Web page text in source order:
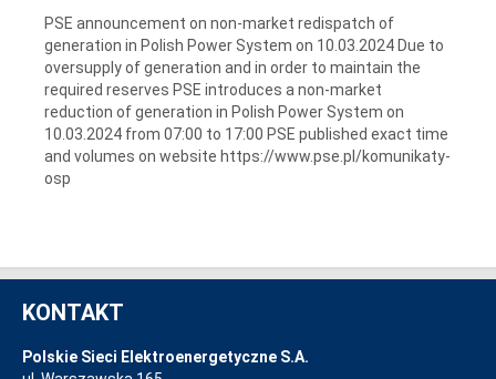
PSE announcement on non-market redispatch of
generation in Polish Power System on 10.03.2024 Due to
oversupply of generation and in order to maintain the
required reserves PSE introduces a non-market
reduction of generation in Polish Power System on
10.03.2024 from 07:00 to 17:00 PSE published exact time
and volumes on website https://www.pse.pl/komunikaty-
osp
KONTAKT
Polskie Sieci Elektroenergetyczne S.A.